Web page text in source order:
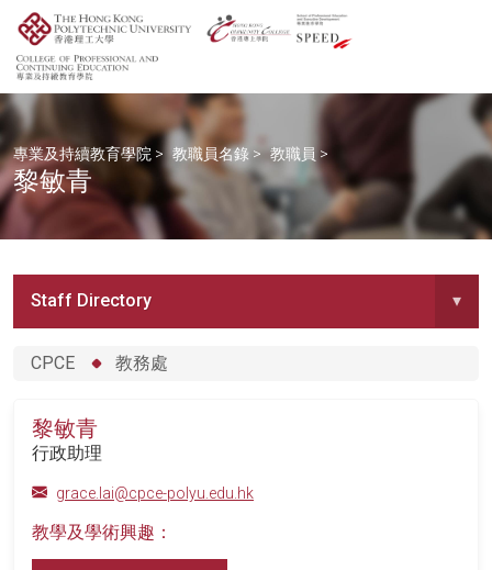
專業及持續教育學院 > 教職員名錄 > 教職員 >
黎敏青
Staff Directory ▾
CPCE 教務處
黎敏青
行政助理
grace.lai@cpce-polyu.edu.hk
教學及學術興趣：